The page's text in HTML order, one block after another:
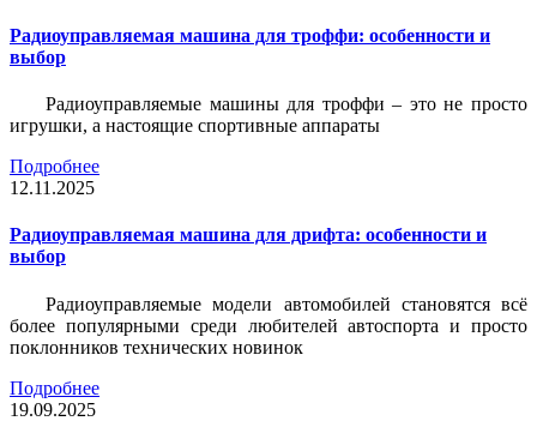
Радиоуправляемая машина для троффи: особенности и
выбор
Радиоуправляемые машины для троффи – это не просто
игрушки, а настоящие спортивные аппараты
Подробнее
12.11.2025
Радиоуправляемая машина для дрифта: особенности и
выбор
Радиоуправляемые модели автомобилей становятся всё
более популярными среди любителей автоспорта и просто
поклонников технических новинок
Подробнее
19.09.2025